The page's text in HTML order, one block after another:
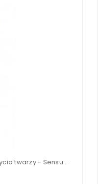
ALGOPURE delikatny żel do mycia twarzy - Sensum Mare 150 ml